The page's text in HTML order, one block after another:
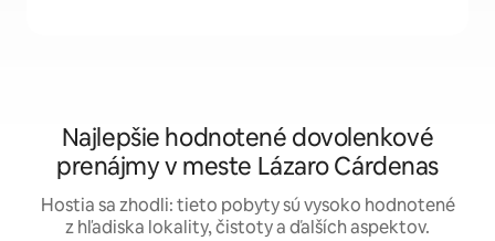
Najlepšie hodnotené dovolenkové
prenájmy v meste Lázaro Cárdenas
Hostia sa zhodli: tieto pobyty sú vysoko hodnotené
z hľadiska lokality, čistoty a ďalších aspektov.